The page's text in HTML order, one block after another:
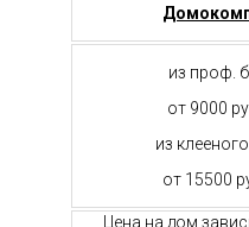
из проф.
от 9000
из
от 15500
Цена на дом